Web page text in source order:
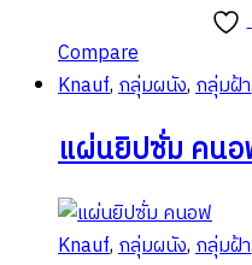
Compare
Knauf,กลุ่มผนัง,กลุ่มฝ้า,
แผ่นยิปซั่ม คน
Knauf,กลุ่มผนัง,กลุ่มฝ้า,